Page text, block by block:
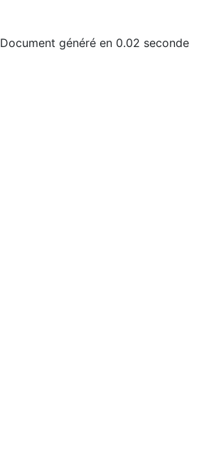
Document généré en 0.02 seconde